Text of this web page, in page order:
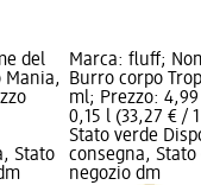
del
Mania,
Stato
Marca: fluff;
Burro corpo
ml; Prezzo:
0,15 l (33,27 € /
Stato verde
consegna,
negozio dm